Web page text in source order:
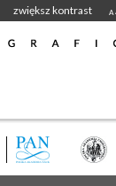
zwiększ kontrast A